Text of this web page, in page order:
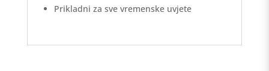
Prikladni za sve vremenske uvjete